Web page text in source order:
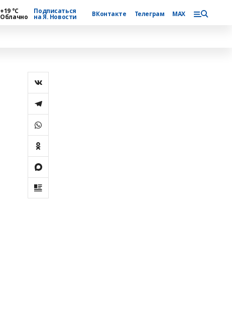
+19 °С
Облачно
Подписаться
на Я. Новости ВКонтакте Телеграм MAX